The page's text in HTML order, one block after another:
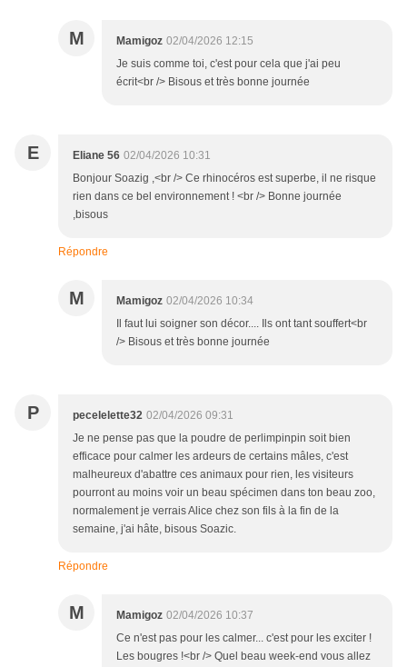
M Mamigoz 02/04/2026 12:15
Je suis comme toi, c'est pour cela que j'ai peu
écrit<br /> Bisous et très bonne journée
E Eliane 56 02/04/2026 10:31
Bonjour Soazig ,<br /> Ce rhinocéros est superbe, il ne risque
rien dans ce bel environnement ! <br /> Bonne journée
,bisous
Répondre
M Mamigoz 02/04/2026 10:34
Il faut lui soigner son décor.... Ils ont tant souffert<br
/> Bisous et très bonne journée
P pecelelette32 02/04/2026 09:31
Je ne pense pas que la poudre de perlimpinpin soit bien
efficace pour calmer les ardeurs de certains mâles, c'est
malheureux d'abattre ces animaux pour rien, les visiteurs
pourront au moins voir un beau spécimen dans ton beau zoo,
normalement je verrais Alice chez son fils à la fin de la
semaine, j'ai hâte, bisous Soazic.
Répondre
M Mamigoz 02/04/2026 10:37
Ce n'est pas pour les calmer... c'est pour les exciter !
Les bougres !<br /> Quel beau week-end vous allez